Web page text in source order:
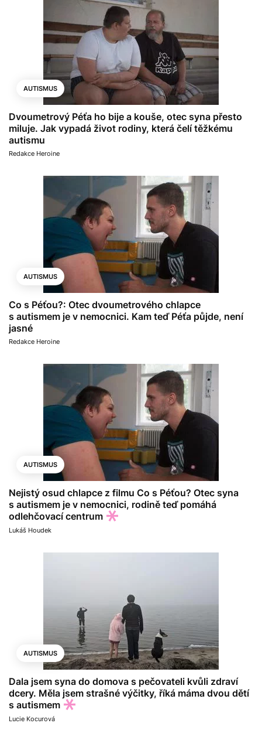
AUTISMUS
Dvoumetrový Péťa ho bije a kouše, otec syna přesto
miluje. Jak vypadá život rodiny, která čelí těžkému
autismu
Redakce Heroine
AUTISMUS
Co s Péťou?: Otec dvoumetrového chlapce
s autismem je v nemocnici. Kam teď Péťa půjde, není
jasné
Redakce Heroine
AUTISMUS
Nejistý osud chlapce z filmu Co s Péťou? Otec syna
s autismem je v nemocnici, rodině teď pomáhá
odlehčovací centrum
Lukáš Houdek
AUTISMUS
Dala jsem syna do domova s pečovateli kvůli zdraví
dcery. Měla jsem strašné výčitky, říká máma dvou dětí
s autismem
Lucie Kocurová